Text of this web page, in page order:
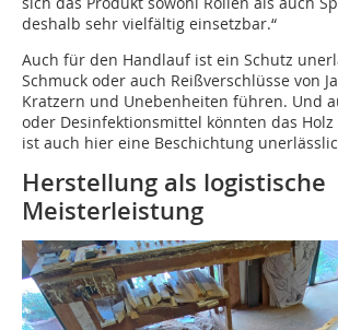
deshalb sehr vielfältig einsetzbar.“
Auch für den Handlauf ist ein Schutz
Schmuck oder auch Reißverschlüsse von
Kratzern und Unebenheiten führen. Und
oder Desinfektionsmittel könnten das
ist auch hier eine Beschichtung
Herstellung als logistische
Meisterleistung